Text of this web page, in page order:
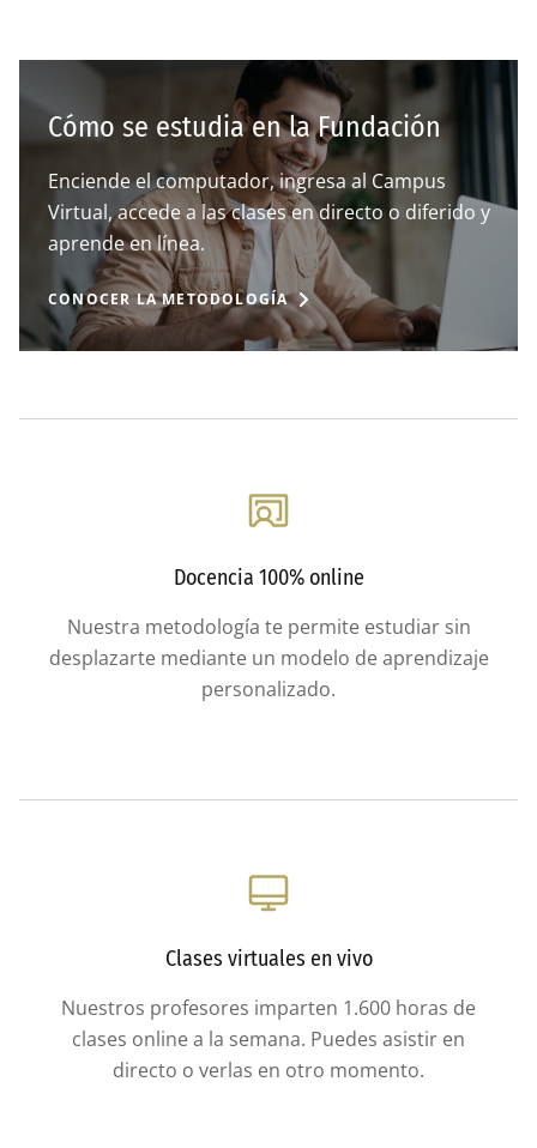
Cómo se estudia en la Fundación
Enciende el computador, ingresa al Campus
Virtual, accede a las clases en directo o diferido y
aprende en línea.
CONOCER LA METODOLOGÍA
Docencia 100% online
Nuestra metodología te permite estudiar sin
desplazarte mediante un modelo de aprendizaje
personalizado.
Clases virtuales en vivo
Nuestros profesores imparten 1.600 horas de
clases online a la semana. Puedes asistir en
directo o verlas en otro momento.